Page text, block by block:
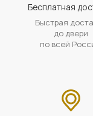
Бесплатная
Быстрая
до двери
по всей